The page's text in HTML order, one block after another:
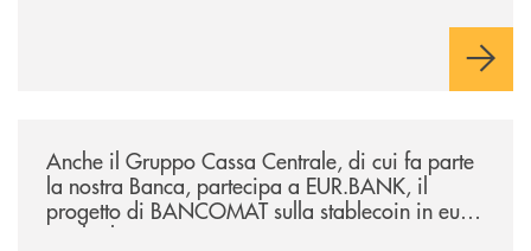
negoziazione esclusiva per la finalizzazione dell’operazione.
Anche il Gruppo Cassa Centrale, di cui fa parte
la nostra Banca, partecipa a EUR.BANK, il
progetto di BANCOMAT sulla stablecoin in euro
e sul relativo ecosistema